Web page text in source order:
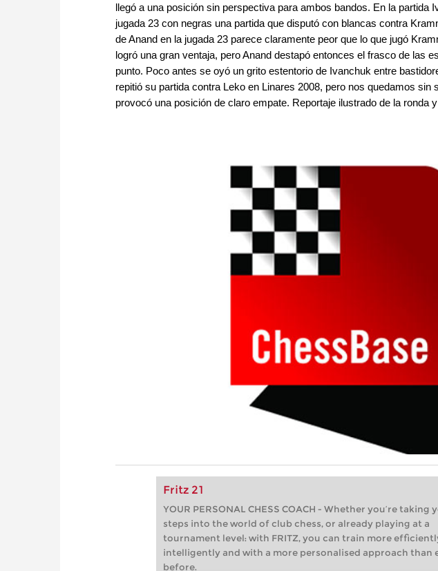
llegó a una posición sin perspectiva para ambos bandos. En la partida
jugada 23 con negras una partida que disputó con blancas contra
de Anand en la jugada 23 parece claramente peor que lo que jugó
logró una gran ventaja, pero Anand destapó entonces el frasco de las
punto. Poco antes se oyó un grito estentorio de Ivanchuk entre
repitió su partida contra Leko en Linares 2008, pero nos quedamos sin
provocó una posición de claro empate. Reportaje ilustrado de la ronda
Fritz 21
YOUR PERSONAL CHESS COACH - Whether you’re taking
steps into the world of club chess, or already playing at a
tournament level: with FRITZ, you can train more
intelligently and with a more personalised approach than
before.